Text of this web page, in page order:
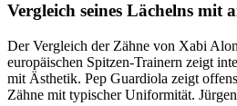
Vergleich seines Lächelns mit
Der Vergleich der Zähne von Xabi
europäischen Spitzen-Trainern zeigt
mit Ästhetik. Pep Guardiola zeigt
Zähne mit typischer Uniformität.